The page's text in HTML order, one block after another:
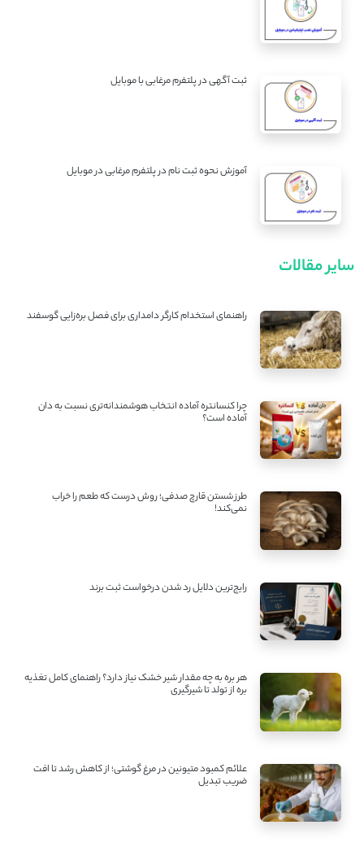
ثبت آگهی در پلتفرم مرغابی با موبایل
آموزش نحوه ثبت نام در پلتفرم مرغابی در موبایل
سایر مقالات
راهنمای استخدام کارگر دامداری برای فصل بره‌زایی گوسفند
چرا کنسانتره آماده انتخاب هوشمندانه‌تری نسبت به دان
آماده است؟
طرز شستن قارچ صدفی؛ روش درست که طعم را خراب
نمی‌کند!
رایج‌ترین دلایل رد شدن درخواست ثبت برند
هر بره به چه مقدار شیر خشک نیاز دارد؟ راهنمای کامل تغذیه
بره از تولد تا شیرگیری
علائم کمبود متیونین در مرغ گوشتی؛ از کاهش رشد تا افت
ضریب تبدیل